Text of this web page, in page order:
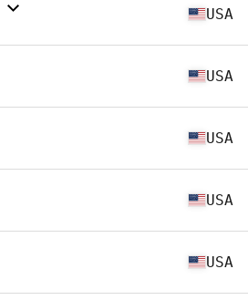
USA
USA
USA
USA
USA